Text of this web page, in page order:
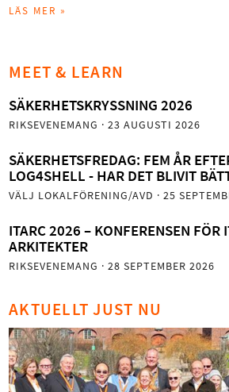
LÄS MER »
MEET & LEARN
SÄKERHETSKRYSSNING 2026
RIKSEVENEMANG · 23 AUGUSTI 2026
SÄKERHETSFREDAG: FEM ÅR
LOG4SHELL - HAR DET BLIVIT
VÄLJ LOKALFÖRENING/AVD · 25
ITARC 2026 – KONFERENSEN FÖR
ARKITEKTER
RIKSEVENEMANG · 28 SEPTEMBER 2026
AKTUELLT JUST NU